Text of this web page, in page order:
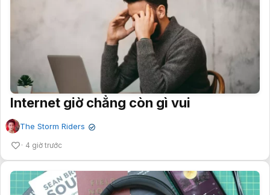
Internet giờ chẳng còn gì vui
The Storm Riders ✔
4 giờ trước